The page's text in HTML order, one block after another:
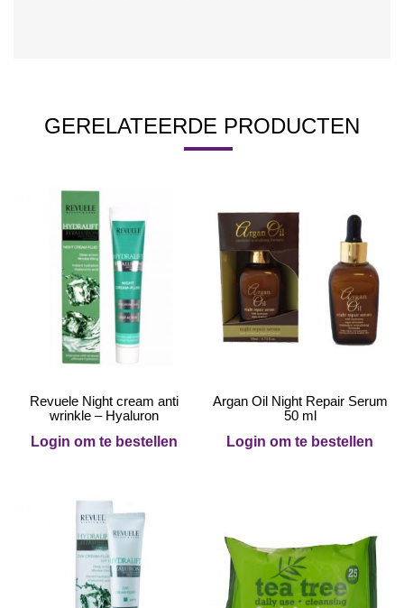
GERELATEERDE PRODUCTEN
Revuele Night cream anti
wrinkle – Hyaluron
Login om te bestellen
Argan Oil Night Repair Serum
50 ml
Login om te bestellen